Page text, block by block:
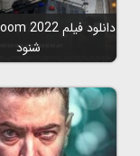
شنود